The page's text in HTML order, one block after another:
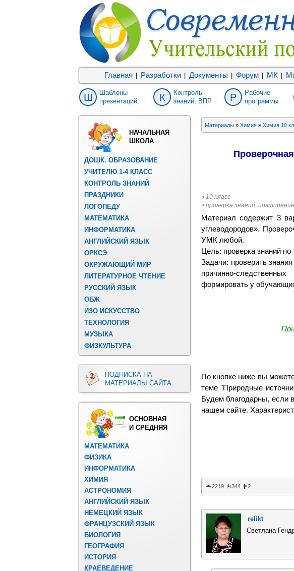
Главная Разработки Документы Форум МК
Ш
Шаблоны
презентаций
К
Контроль
знаний, ВПР
Р
Рабочие
программы
НАЧАЛЬНАЯ
ШКОЛА
ДОШК. ОБРАЗОВАНИЕ
УЧИТЕЛЮ 1-4 КЛАСС
КОНТРОЛЬ ЗНАНИЙ
ПРАЗДНИКИ
ЛОГОПЕДУ
МАТЕМАТИКА
ИНФОРМАТИКА
АНГЛИЙСКИЙ ЯЗЫК
ОРКСЭ
ОКРУЖАЮЩИЙ МИР
ЛИТЕРАТУРНОЕ ЧТЕНИЕ
РУССКИЙ ЯЗЫК
ОБЖ
ИЗО ИСКУССТВО
ТЕХНОЛОГИЯ
МУЗЫКА
ФИЗКУЛЬТУРА
ПОДПИСКА НА
МАТЕРИАЛЫ САЙТА
ОСНОВНАЯ
И СРЕДНЯЯ
МАТЕМАТИКА
ФИЗИКА
ИНФОРМАТИКА
ХИМИЯ
АСТРОНОМИЯ
АНГЛИЙСКИЙ ЯЗЫК
НЕМЕЦКИЙ ЯЗЫК
ФРАНЦУЗСКИЙ ЯЗЫК
БИОЛОГИЯ
ГЕОГРАФИЯ
ИСТОРИЯ
КРАЕВЕДЕНИЕ
Материалы » Химия » Химия 10
• 10 класс
• проверка знаний,
Материал содержит 3
углеводородов».
УМК любой.
Цель: проверка знаний
Задачи: проверить
причинно-
формировать у
По кнопке ниже вы
теме "Природные
Будем благодарны, если
нашем сайте.
2219 344 2
relikt
Светлана